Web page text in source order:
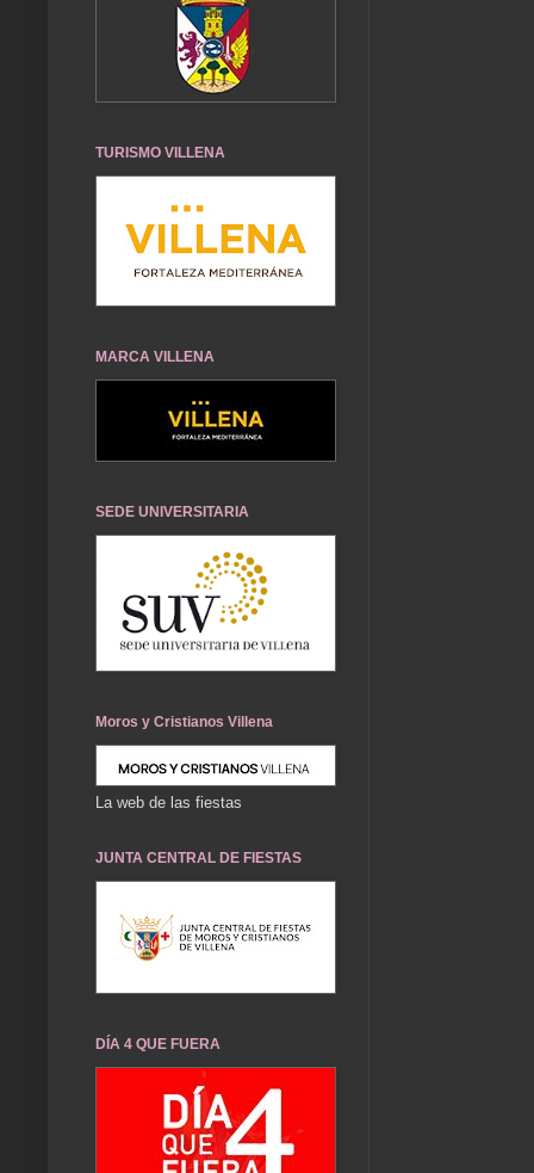
TURISMO VILLENA
MARCA VILLENA
SEDE UNIVERSITARIA
Moros y Cristianos Villena
La web de las fiestas
JUNTA CENTRAL DE FIESTAS
DÍA 4 QUE FUERA